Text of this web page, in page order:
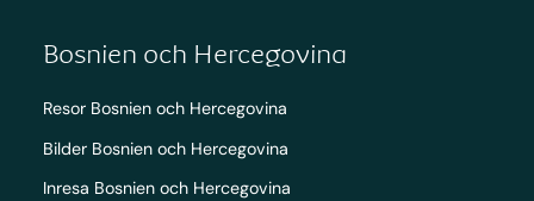
Bosnien och Hercegovina
Resor Bosnien och Hercegovina
Bilder Bosnien och Hercegovina
Inresa Bosnien och Hercegovina